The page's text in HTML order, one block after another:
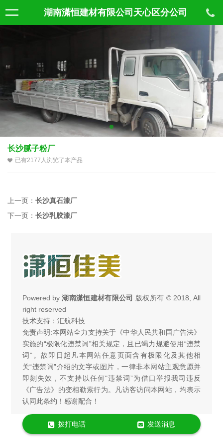
湖南潇恒建材有限公司天心区分公司
长沙腻子粉厂
已有2177人浏览了本产品
上一页： 长沙真石漆厂
下一页： 长沙乳胶漆厂
Powered by湖南潇恒建材有限公司 版权所有 © 2018, All
right reserved
技术支持：汇航科技
免责声明:本网站全力支持关于《中华人民共和国广告法》
实施的“极限化违禁词”相关规定，且已竭力规避使用“违禁
词”。故即日起凡本网站任意页面含有极限化及其他相
关“违禁词”介绍的文字或图片，一律非本网站主观意愿并
即刻失效，不支持以任何"违禁词”为借口举报我司违反
《广告法》的变相勒索行为。凡访客访问本网站，均表示
认同此条约！感谢配合！
拨打电话 发送消息